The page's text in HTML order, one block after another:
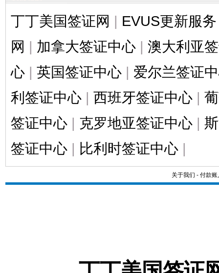
丁丁美国签证网 | EVUS更新服务
网 | 加拿大签证中心 | 澳大利亚
心 | 英国签证中心 | 爱尔兰签证
利签证中心 | 西班牙签证中心 |
签证中心 | 克罗地亚签证中心 |
签证中心 | 比利时签证中心 |
关于我们 - 付款账